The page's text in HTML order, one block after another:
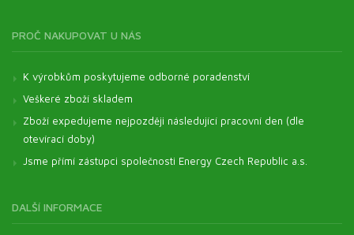
PROČ NAKUPOVAT U NÁS
K výrobkům poskytujeme odborné poradenství
Veškeré zboží skladem
Zboží expedujeme nejpozději následující pracovní den (dle
otevírací doby)
Jsme přímí zástupci společnosti Energy Czech Republic a.s.
DALŠÍ INFORMACE